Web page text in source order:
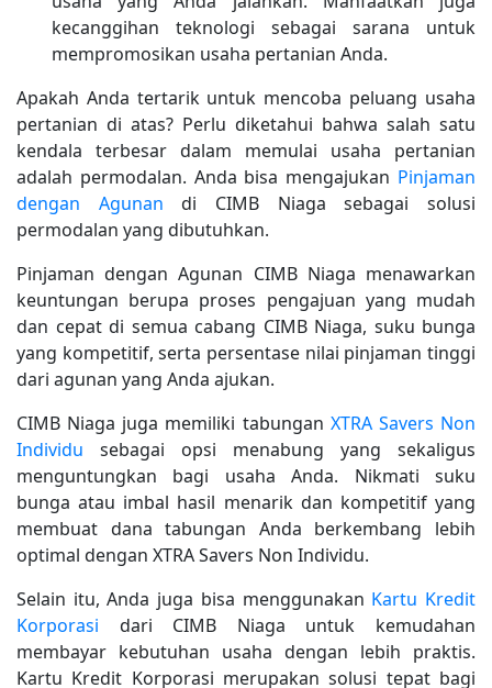
kecanggihan teknologi sebagai sarana untuk
mempromosikan usaha pertanian Anda.
Apakah Anda tertarik untuk mencoba peluang usaha
pertanian di atas? Perlu diketahui bahwa salah satu
kendala terbesar dalam memulai usaha pertanian
adalah permodalan. Anda bisa mengajukan Pinjaman
dengan Agunan di CIMB Niaga sebagai solusi
permodalan yang dibutuhkan.
Pinjaman dengan Agunan CIMB Niaga menawarkan
keuntungan berupa proses pengajuan yang mudah
dan cepat di semua cabang CIMB Niaga, suku bunga
yang kompetitif, serta persentase nilai pinjaman tinggi
dari agunan yang Anda ajukan.
CIMB Niaga juga memiliki tabungan XTRA Savers Non
Individu sebagai opsi menabung yang sekaligus
menguntungkan bagi usaha Anda. Nikmati suku
bunga atau imbal hasil menarik dan kompetitif yang
membuat dana tabungan Anda berkembang lebih
optimal dengan XTRA Savers Non Individu.
Selain itu, Anda juga bisa menggunakan Kartu Kredit
Korporasi dari CIMB Niaga untuk kemudahan
membayar kebutuhan usaha dengan lebih praktis.
Kartu Kredit Korporasi merupakan solusi tepat bagi